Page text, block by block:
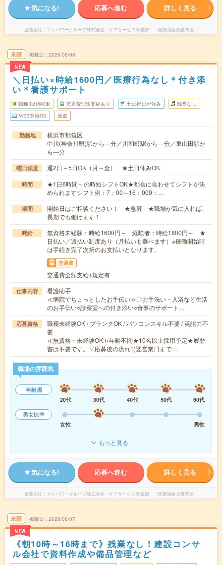
気になる! 応募へ進む 詳しく見る
派遣会社 マンパワーグループ株式会社 ケアサービス事業部 （医療福祉介護関連）
未読
NEW
掲載日 2026/08/08
＼日払い×時給1600円／医療行為なし＊付き添
い＊看護サポート
職種未経験OK 交通費別途支給あり 土日祝日が休み 残業なし
WEB登録OK 派遣
勤務地
横浜市都筑区
中川(神奈川県)駅から---分／川和町駅から---分／東山田駅か
ら---分
曜日頻度 週2日～5日OK（月～金） ★土日休みOK
時間
★1日6時間～の時短シフトOK★都合に合わせてシフトが決
められますシフト例：7：00～16：009：…
期間
開始日はご相談ください！ ★急募 ★職場が気に入れば、
長期でも働けます！
時給
無資格未経験：時給1600円～ 経験者：時給1800円～ ★
日払い／週払い制度あり（月払いも選べます）※稼働開始時
は手続き完了次第のお支払いとなります。
交通費
交通費全額支給※規定有
仕事内容
看護助手
≪病院でちょっとしたお手伝い≫〇お手洗い・入浴など生活
のお手伝い○診察室への付き添い○食事のサポート…
応募資格
職種未経験OK / ブランクOK / パソコンスキル不要 / 英語力不
要
≪無資格・未経験OK≫年齢不問★10名以上採用予定★履歴
書は不要です。▽応募後の流れ1)翌営業日まで…
職場の雰囲気
年齢層
20代
30代 40代 50代
60代
男女比率
女性
男性
もっと見る
気になる! 応募へ進む 詳しく見る
派遣会社 マンパワーグループ株式会社 ケアサービス事業部 （医療福祉介護関連）
未読
NEW
掲載日 2026/08/07
《朝10時～16時まで》残業なし！建設コンサ
ル会社で資料作成や備品管理など